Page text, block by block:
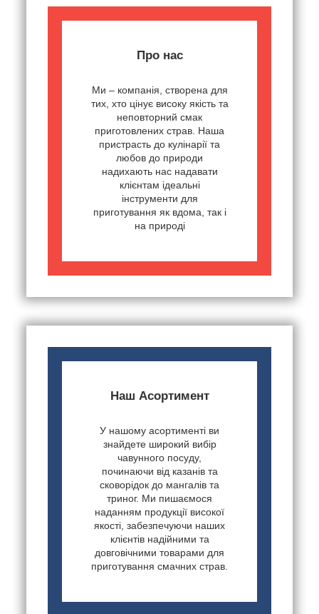
Про нас
Ми – компанія, створена для
тих, хто цінує високу якість та
неповторний смак
приготовлених страв. Наша
пристрасть до кулінарії та
любов до природи
надихають нас надавати
клієнтам ідеальні
інструменти для
приготування як вдома, так і
на природі
Наш Асортимент
У нашому асортименті ви
знайдете широкий вибір
чавунного посуду,
починаючи від казанів та
сковорідок до мангалів та
триног. Ми пишаємося
наданням продукції високої
якості, забезпечуючи наших
клієнтів надійними та
довговічними товарами для
приготування смачних страв.